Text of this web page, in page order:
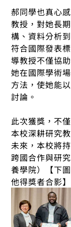
郝同學也真心
教授，對她長
構、資料分析
符合國際發表
導教授不僅協
她在國際學術
方法，使她能
討論。
此次獲獎，不
本校深耕研究
未來，本校將
跨國合作與研
養學院）【下
他得獎者合影】